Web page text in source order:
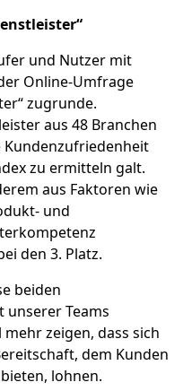
und Nutzer mit
Online-Umfrage
zugrunde.
aus 48 Branchen
Kundenzufriedenheit
zu ermitteln galt.
aus Faktoren wie
und
den 3. Platz.
beiden
unserer Teams
zeigen, dass sich
dem Kunden
lohnen.